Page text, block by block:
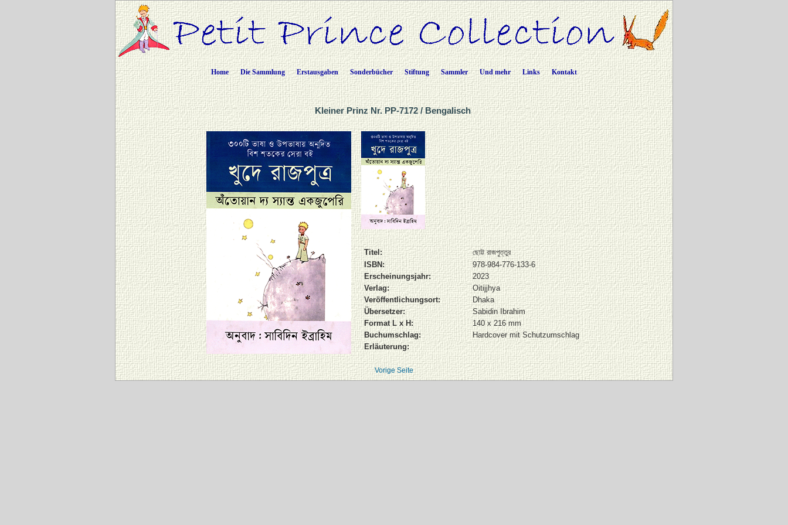
Home Die Sammlung Erstausgaben Sonderbücher Stiftung Sammler Und mehr Links Kontakt
Kleiner Prinz Nr. PP-7172 / Bengalisch
Titel:
ছোট্ট রাজপুত্তুর
ISBN:
978-984-776-133-6
Erscheinungsjahr:
2023
Verlag:
Oitijjhya
Veröffentlichungsort:
Dhaka
Übersetzer:
Sabidin Ibrahim
Format L x H:
140 x 216 mm
Buchumschlag:
Hardcover mit Schutzumschlag
Erläuterung:
Vorige Seite